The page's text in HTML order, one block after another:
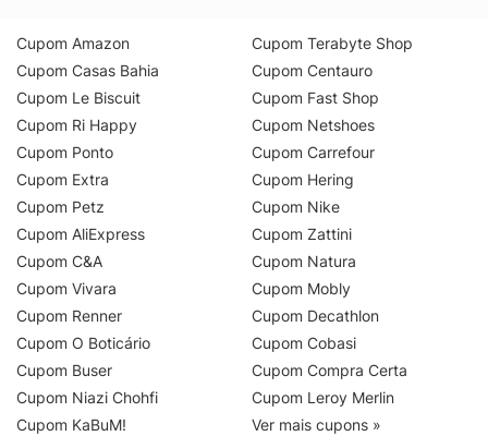
Cupom Amazon
Cupom Casas Bahia
Cupom Le Biscuit
Cupom Ri Happy
Cupom Ponto
Cupom Extra
Cupom Petz
Cupom AliExpress
Cupom C&A
Cupom Vivara
Cupom Renner
Cupom O Boticário
Cupom Buser
Cupom Niazi Chohfi
Cupom KaBuM!
Cupom Terabyte Shop
Cupom Centauro
Cupom Fast Shop
Cupom Netshoes
Cupom Carrefour
Cupom Hering
Cupom Nike
Cupom Zattini
Cupom Natura
Cupom Mobly
Cupom Decathlon
Cupom Cobasi
Cupom Compra Certa
Cupom Leroy Merlin
Ver mais cupons »